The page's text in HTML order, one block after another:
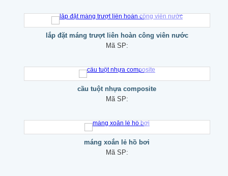
lắp đặt máng trượt liên hoàn công viên nước
Mã SP:
cầu tuột nhựa composite
Mã SP:
máng xoắn lẻ hồ bơi
Mã SP: